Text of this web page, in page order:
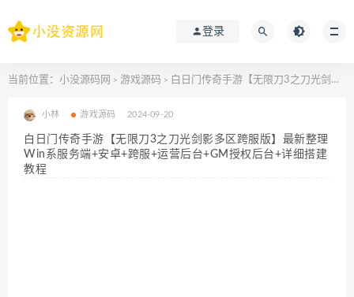
登录
当前位置： 小没源码网 > 游戏源码 > 白日门传奇手游【无限刀3之刀光剑影多区跨服版】最新整理Win系服务端+安卓+跨服+运营后台+GM授权后台+详细搭建教程
小林 游戏源码 2024-09-20
白日门传奇手游【无限刀3之刀光剑影多区跨服版】最新整理
Win系服务端+安卓+跨服+运营后台+GM授权后台+详细搭建
教程